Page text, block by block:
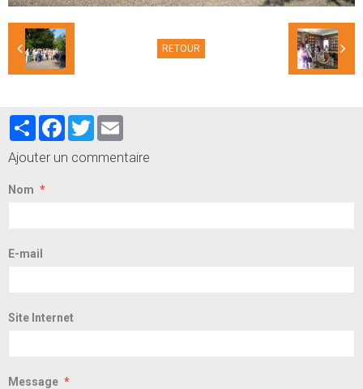
RETOUR
PartagerFacebook
Twitter
Ajouter un commentaire
Nom
E-mail
Site Internet
Message